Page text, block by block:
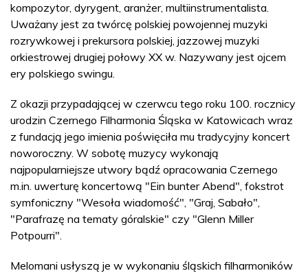
kompozytor, dyrygent, aranżer, multiinstrumentalista.
Uważany jest za twórcę polskiej powojennej muzyki
rozrywkowej i prekursora polskiej, jazzowej muzyki
orkiestrowej drugiej połowy XX w. Nazywany jest ojcem
ery polskiego swingu.
Z okazji przypadającej w czerwcu tego roku 100. rocznicy
urodzin Czernego Filharmonia Śląska w Katowicach wraz
z fundacją jego imienia poświęciła mu tradycyjny koncert
noworoczny. W sobotę muzycy wykonają
najpopularniejsze utwory bądź opracowania Czernego
m.in. uwerturę koncertową "Ein bunter Abend", fokstrot
symfoniczny "Wesoła wiadomość", "Graj, Sabało",
"Parafrazę na tematy góralskie" czy "Glenn Miller
Potpourri".
Melomani usłyszą je w wykonaniu śląskich filharmoników